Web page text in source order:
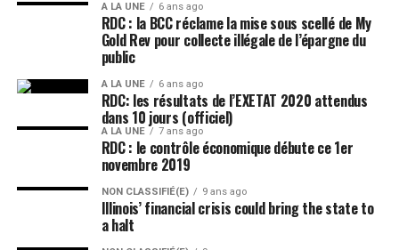
A LA UNE 6 ans ago
RDC : la BCC réclame la mise sous scellé de My
Gold Rev pour collecte illégale de l’épargne du
public
A LA UNE 6 ans ago
RDC: les résultats de l’EXETAT 2020 attendus
dans 10 jours (officiel)
A LA UNE 7 ans ago
RDC : le contrôle économique débute ce 1er
novembre 2019
NON CLASSIFIÉ(E) 9 ans ago
Illinois’ financial crisis could bring the state to
a halt